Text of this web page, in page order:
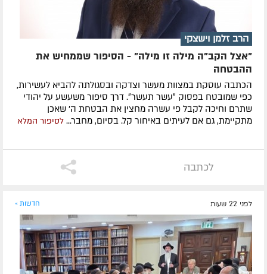
הרב זלמן וישצקי
"אצל הקב"ה מילה זו מילה" - הסיפור שממחיש את
ההבטחה
הכתבה עוסקת במצוות מעשר וצדקה ובסגולתה להביא לעשירות,
כפי שמובטח בפסוק ״עשר תעשר״. דרך סיפור משעשע על יהודי
שתרם וחיכה לקבל פי עשרה מחצין את הבטחת ה' שאכן
מתקיימת, גם אם לעיתים באיחור קל. בסיום, מחבר... לסיפור המלא
לכתבה
לפני 22 שעות חדשות »